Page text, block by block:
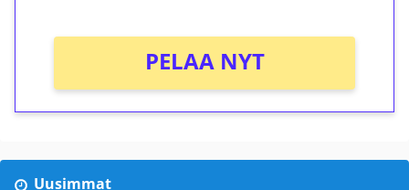
PELAA NYT
Uusimmat